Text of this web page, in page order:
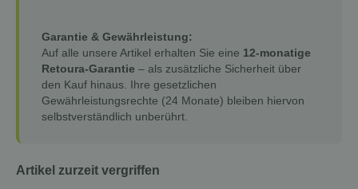
Garantie & Gewährleistung:
Auf alle unsere Artikel erhalten Sie eine 12-monatige
Retoura-Garantie – als zusätzliche Sicherheit über
den Kauf hinaus. Ihre gesetzlichen
Gewährleistungsrechte (24 Monate) bleiben hiervon
selbstverständlich unberührt.
Artikel zurzeit vergriffen